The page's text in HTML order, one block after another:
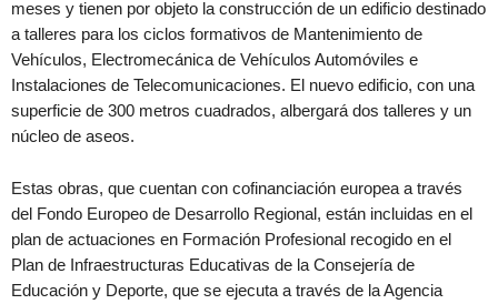
meses y tienen por objeto la construcción de un edificio destinado
a talleres para los ciclos formativos de Mantenimiento de
Vehículos, Electromecánica de Vehículos Automóviles e
Instalaciones de Telecomunicaciones. El nuevo edificio, con una
superficie de 300 metros cuadrados, albergará dos talleres y un
núcleo de aseos.
Estas obras, que cuentan con cofinanciación europea a través
del Fondo Europeo de Desarrollo Regional, están incluidas en el
plan de actuaciones en Formación Profesional recogido en el
Plan de Infraestructuras Educativas de la Consejería de
Educación y Deporte, que se ejecuta a través de la Agencia